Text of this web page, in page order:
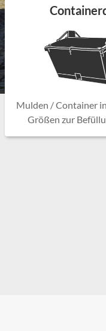
Mulden / Container
Größen zur